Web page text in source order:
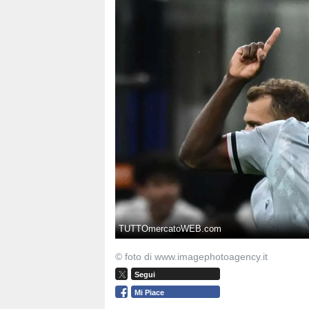
TUTTOmercatoWEB.com
© foto di www.imagephotoagency.it
Segui
Mi Piace